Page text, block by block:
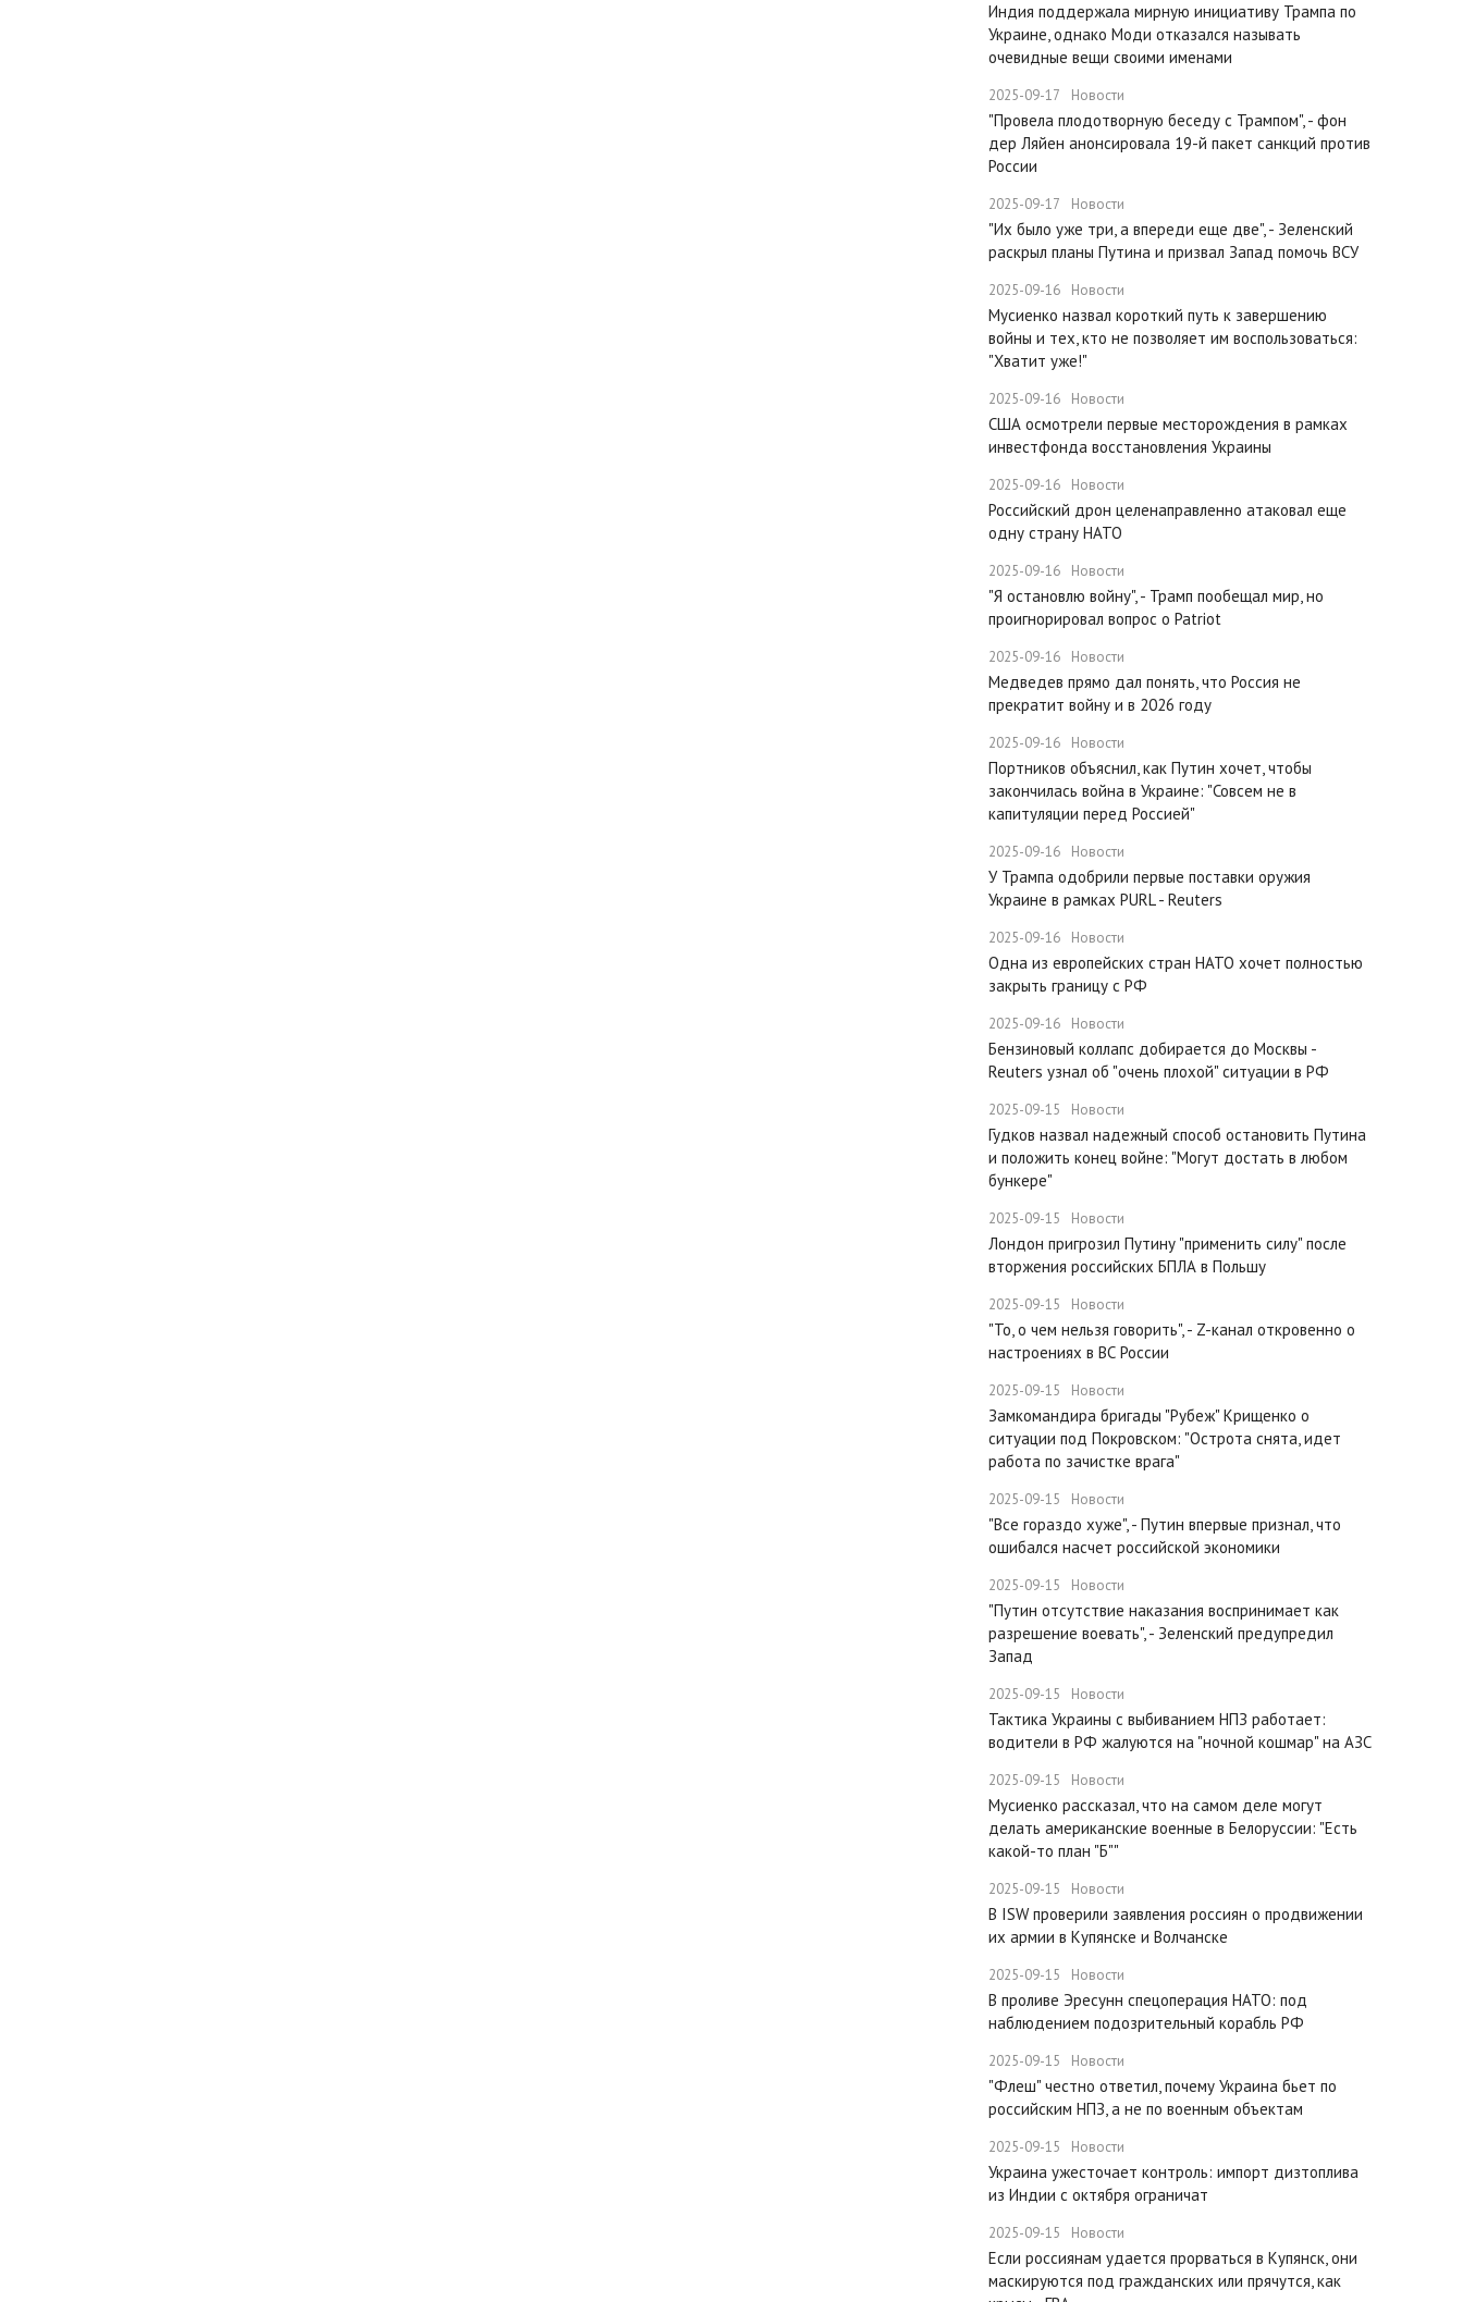
​Индия поддержала мирную инициативу Трампа по
Украине, однако Моди отказался называть
очевидные вещи своими именами
2025-09-17 Новости
​"Провела плодотворную беседу с Трампом", - фон
дер Ляйен анонсировала 19-й пакет санкций против
России
2025-09-17 Новости
​"Их было уже три, а впереди еще две", - Зеленский
раскрыл планы Путина и призвал Запад помочь ВСУ
2025-09-16 Новости
Мусиенко назвал короткий путь к завершению
войны и тех, кто не позволяет им воспользоваться:
"Хватит уже!"
2025-09-16 Новости
США осмотрели первые месторождения в рамках
инвестфонда восстановления Украины
2025-09-16 Новости
Российский дрон целенаправленно атаковал еще
одну страну НАТО
2025-09-16 Новости
​"Я остановлю войну", - Трамп пообещал мир, но
проигнорировал вопрос о Patriot
2025-09-16 Новости
Медведев прямо дал понять, что Россия не
прекратит войну и в 2026 году
2025-09-16 Новости
Портников объяснил, как Путин хочет, чтобы
закончилась война в Украине: "Совсем не в
капитуляции перед Россией"
2025-09-16 Новости
У Трампа одобрили первые поставки оружия
Украине в рамках PURL - Reuters
2025-09-16 Новости
Одна из европейских стран НАТО хочет полностью
закрыть границу с РФ
2025-09-16 Новости
​Бензиновый коллапс добирается до Москвы -
Reuters узнал об "очень плохой" ситуации в РФ
2025-09-15 Новости
Гудков назвал надежный способ остановить Путина
и положить конец войне: "Могут достать в любом
бункере"
2025-09-15 Новости
Лондон пригрозил Путину "применить силу" после
вторжения российских БПЛА в Польшу
2025-09-15 Новости
"То, о чем нельзя говорить", - Z-канал откровенно о
настроениях в ВС России
2025-09-15 Новости
Замкомандира бригады "Рубеж" Крищенко​ о
ситуации под Покровском: "Острота снята, идет
работа по зачистке врага"
2025-09-15 Новости
"Все гораздо хуже", - Путин впервые признал, что
ошибался насчет российской экономики
2025-09-15 Новости
​"Путин отсутствие наказания воспринимает как
разрешение воевать", - Зеленский предупредил
Запад
2025-09-15 Новости
Тактика Украины с выбиванием НПЗ работает:
водители в РФ жалуются на "ночной кошмар" на АЗС
2025-09-15 Новости
Мусиенко рассказал, что на самом деле могут
делать американские военные в Белоруссии: "Есть
какой-то план "Б""
2025-09-15 Новости
В ISW проверили заявления россиян о продвижении
их армии в Купянске и Волчанске
2025-09-15 Новости
​В проливе Эресунн спецоперация НАТО: под
наблюдением подозрительный корабль РФ
2025-09-15 Новости
"Флеш" честно ответил, почему Украина бьет по
российским НПЗ, а не по военным объектам
2025-09-15 Новости
Украина ужесточает контроль: импорт дизтоплива
из Индии с октября ограничат
2025-09-15 Новости
Если россиянам удается прорваться в Купянск, они
маскируются под гражданских или прячутся, как